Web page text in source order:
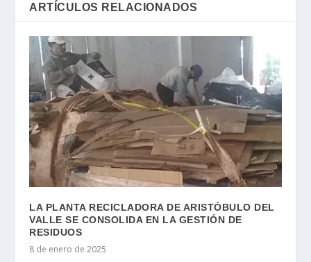
ARTÍCULOS RELACIONADOS
LA PLANTA RECICLADORA DE ARISTÓBULO DEL
VALLE SE CONSOLIDA EN LA GESTIÓN DE
RESIDUOS
8 de enero de 2025